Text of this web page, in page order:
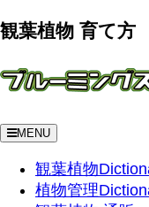
観葉植物 育て方
MENU
観葉植物
植物管理